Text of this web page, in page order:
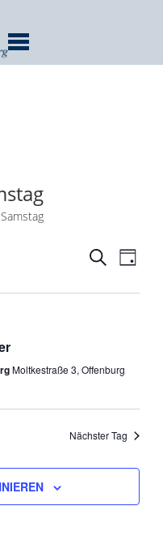
und
SUCHE
TAG
Moltkestraße 3, Offenburg
Nächster Tag